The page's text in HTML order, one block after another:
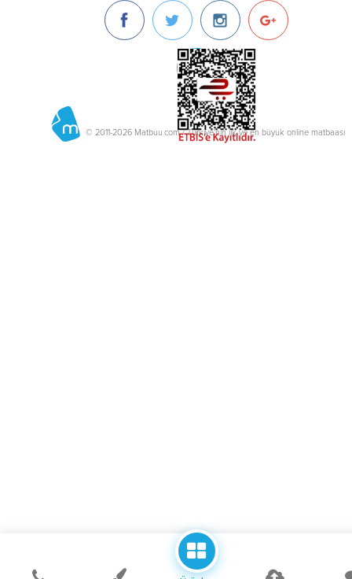
© 2011-2026 Matbuu.com / Türkiye'nin ilk ve en büyük online matbaası